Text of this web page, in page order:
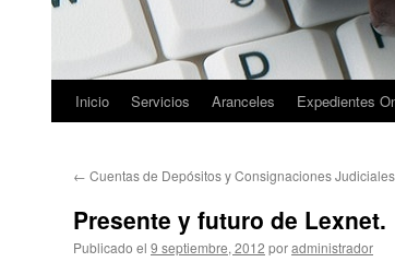
Saltar
contenido
Inicio Servicios Aranceles Expedientes
← Cuentas de Depósitos y Consignaciones Judiciales
Presente y futuro de Lexnet.
Publicado el 9 septiembre, 2012 poradministrador